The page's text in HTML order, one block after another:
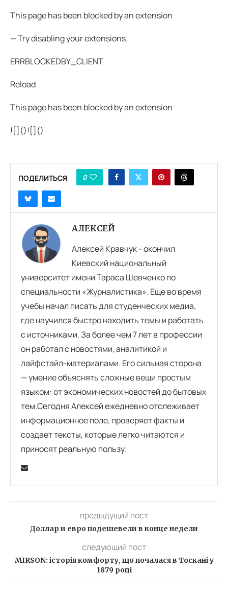
This page has been blocked by an extension
— Try disabling your extensions.
ERRBLOCKEDBY_CLIENT
Reload
This page has been blocked by an extension
![]()![]()
ПОДЕЛИТЬСЯ 0
АЛЕКСЕЙ
Алексей Кравчук - окончил
Киевский национальный
университет имени Тараса Шевченко по
специальности «Журналистика». Еще во время
учебы начал писать для студенческих медиа,
где научился быстро находить темы и работать
с источниками. За более чем 7 лет в профессии
он работал с новостями, аналитикой и
лайфстайл-материалами. Его сильная сторона
— умение объяснять сложные вещи простым
языком: от экономических новостей до бытовых
тем.Сегодня Алексей ежедневно отслеживает
информационное поле, проверяет факты и
создает тексты, которые легко читаются и
приносят реальную пользу.
предыдущий пост
Доллар и евро подешевели в конце недели
следующий пост
MIRSON: історія комфорту, що почалася в Тоскані у
1879 році